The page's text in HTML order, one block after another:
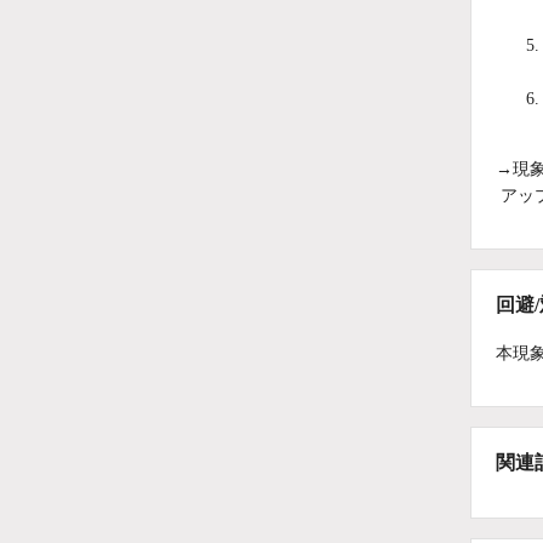
→現
アッ
回避
本現
関連